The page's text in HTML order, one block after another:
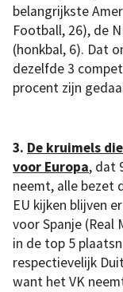
belangrijkste
Football, 26), de
(honkbal, 6). Dat
dezelfde 3
procent zijn
3. De kruimels
voor Europa, dat
neemt, alle bezet
EU kijken blijven
voor Spanje (Real
in de top 5
respectievelijk
want het VK